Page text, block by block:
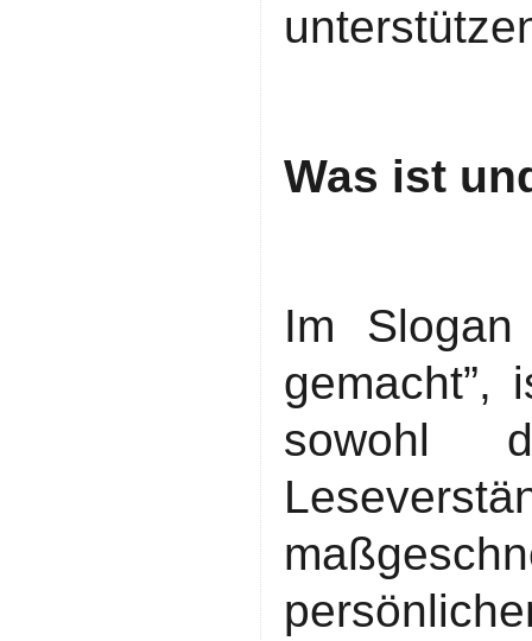
Was ist
Im Slogan
gemacht”,
sowohl